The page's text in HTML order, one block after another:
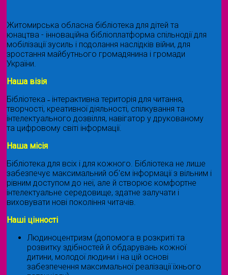
Житомирська обласна бібліотека для дітей та
юнацтва - інноваційна бібліоплатформа спільнодії для
мобілізації зусиль і подолання наслідків війни, для
зростання майбутнього громадянина і громади
України.
Наша візія
Бібліотека ˗ інтерактивна територія для читання,
творчості, креативної діяльності, спілкування та
інтелектуального дозвілля, навігатор у друкованому
та цифровому світі інформації.
Наша місія
Бібліотека для всіх і для кожного. Бібліотека не лише
забезпечує максимальний об'єм інформації з вільним і
рівним доступом до неї, але й створює комфортне
інтелектуальне середовище, здатне залучати і
виховувати нові покоління читачів.
Наші цінності
Людиноцентризм (допомога в розкриті та
розвитку здібностей й обдарувань кожної
дитини, молодої людини і на цій основі
забезпечення максимальної реалізації їхнього